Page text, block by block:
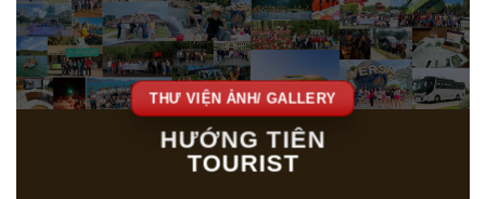
THƯ VIỆN ẢNH/ GALLERY
HƯỚNG TIÊN
TOURIST